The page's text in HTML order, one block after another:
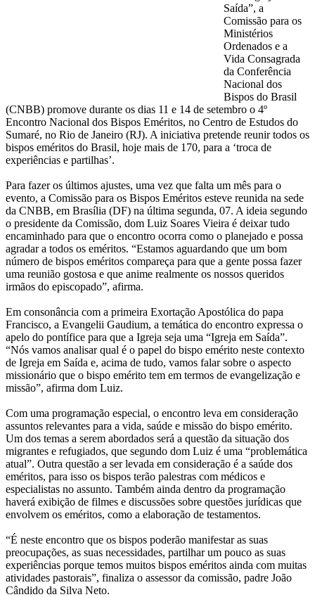
Saída”, a
Comissão para os
Ministérios
Ordenados e a
Vida Consagrada
da Conferência
Nacional dos
Bispos do Brasil
(CNBB) promove durante os dias 11 e 14 de setembro o 4º
Encontro Nacional dos Bispos Eméritos, no Centro de Estudos do
Sumaré, no Rio de Janeiro (RJ). A iniciativa pretende reunir todos os
bispos eméritos do Brasil, hoje mais de 170, para a ‘troca de
experiências e partilhas’.
Para fazer os últimos ajustes, uma vez que falta um mês para o
evento, a Comissão para os Bispos Eméritos esteve reunida na sede
da CNBB, em Brasília (DF) na última segunda, 07. A ideia segundo
o presidente da Comissão, dom Luiz Soares Vieira é deixar tudo
encaminhado para que o encontro ocorra como o planejado e possa
agradar a todos os eméritos. “Estamos aguardando que um bom
número de bispos eméritos compareça para que a gente possa fazer
uma reunião gostosa e que anime realmente os nossos queridos
irmãos do episcopado”, afirma.
Em consonância com a primeira Exortação Apostólica do papa
Francisco, a Evangelii Gaudium, a temática do encontro expressa o
apelo do pontífice para que a Igreja seja uma “Igreja em Saída”.
“Nós vamos analisar qual é o papel do bispo emérito neste contexto
de Igreja em Saída e, acima de tudo, vamos falar sobre o aspecto
missionário que o bispo emérito tem em termos de evangelização e
missão”, afirma dom Luiz.
Com uma programação especial, o encontro leva em consideração
assuntos relevantes para a vida, saúde e missão do bispo emérito.
Um dos temas a serem abordados será a questão da situação dos
migrantes e refugiados, que segundo dom Luiz é uma “problemática
atual”. Outra questão a ser levada em consideração é a saúde dos
eméritos, para isso os bispos terão palestras com médicos e
especialistas no assunto. Também ainda dentro da programação
haverá exibição de filmes e discussões sobre questões jurídicas que
envolvem os eméritos, como a elaboração de testamentos.
“É neste encontro que os bispos poderão manifestar as suas
preocupações, as suas necessidades, partilhar um pouco as suas
experiências porque temos muitos bispos eméritos ainda com muitas
atividades pastorais”, finaliza o assessor da comissão, padre João
Cândido da Silva Neto.